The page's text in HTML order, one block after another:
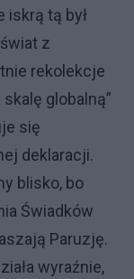
iskrą tą był
z
rekolekcje
globalną”
się
deklaracji.
blisko, bo
Świadków
Paruzję.
wyraźnie,